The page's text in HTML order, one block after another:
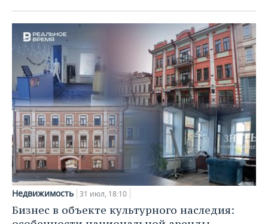
Недвижимость 31 июл, 18:10
Бизнес в объекте культурного наследия: